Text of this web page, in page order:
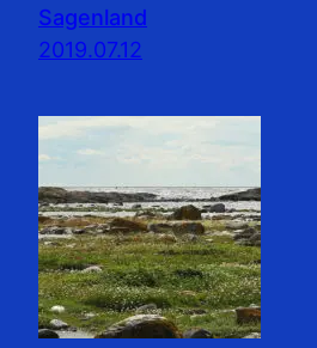
Sagenland
2019.07.12